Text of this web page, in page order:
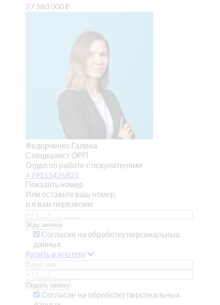
27 580 000₽
Федорченко Галина
Специалист ОРП
Отдел по работе с покупателями
+79155426821
Показать номер
Или оставьте ваш номер,
и я вам перезвоню
Согласие на обработку персональных
данных
Купить в ипотеку
Согласие на обработку персональных